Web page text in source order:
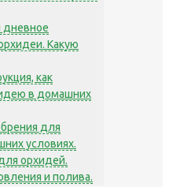
дневное
Какую
как
в домашних
для
условиях.
орхидей.
и полива.